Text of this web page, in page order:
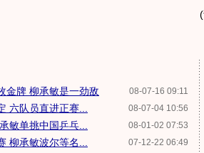
08-07-16 09:11
金牌 柳承敏是一劲敌
08-07-04 10:56
六队员直进正赛...
08-01-02 07:53
敏单挑中国乒乓...
07-12-22 06:49
柳承敏波尔等名...